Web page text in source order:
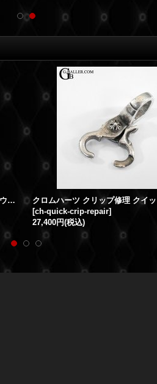
クロムハーツ クリップ 修理 キーリング ウォレットチェーン バネ修理 加工
[ch-quick-crip-repair]
27,400円(税込)